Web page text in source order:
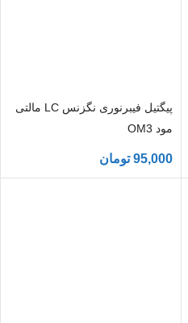
پیگتیل فیبرنوری نگزنس LC مالتی
مود OM3
95,000 تومان